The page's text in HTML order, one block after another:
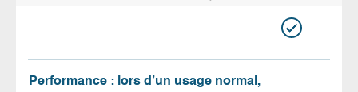
Performance : lors d’un usage normal,